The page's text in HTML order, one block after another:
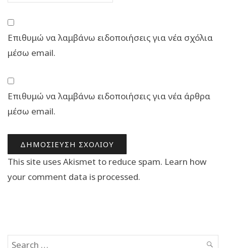
Επιθυμώ να λαμβάνω ειδοποιήσεις για νέα σχόλια
μέσω email.
Επιθυμώ να λαμβάνω ειδοποιήσεις για νέα άρθρα
μέσω email.
This site uses Akismet to reduce spam. Learn how
your comment data is processed.
Search